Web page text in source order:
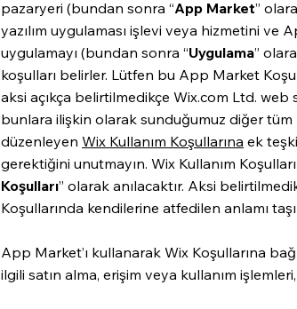
pazaryeri (bundan sonra “App Market”
yazılım uygulaması işlevi veya hizmetini
uygulamayı (bundan sonra “Uygulama”
koşulları belirler. Lütfen bu App Market
aksi açıkça belirtilmedikçe Wix.com Ltd. web
bunlara ilişkin olarak sunduğumuz diğer tüm
düzenleyen Wix Kullanım Koşullarına ek
gerektiğini unutmayın. Wix Kullanım
Koşulları” olarak anılacaktır. Aksi
Koşullarında kendilerine atfedilen anlamı
App Market’ı kullanarak Wix Koşullarına
ilgili satın alma, erişim veya kullanım